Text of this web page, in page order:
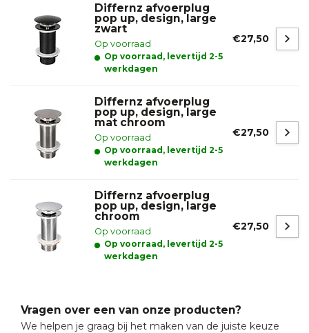
Differnz afvoerplug
pop up, design, large
zwart
Op voorraad
Op voorraad, levertijd 2-5
werkdagen
€27,50
Differnz afvoerplug
pop up, design, large
mat chroom
Op voorraad
Op voorraad, levertijd 2-5
werkdagen
€27,50
Differnz afvoerplug
pop up, design, large
chroom
Op voorraad
Op voorraad, levertijd 2-5
werkdagen
€27,50
Vragen over een van onze producten?
We helpen je graag bij het maken van de juiste keuze